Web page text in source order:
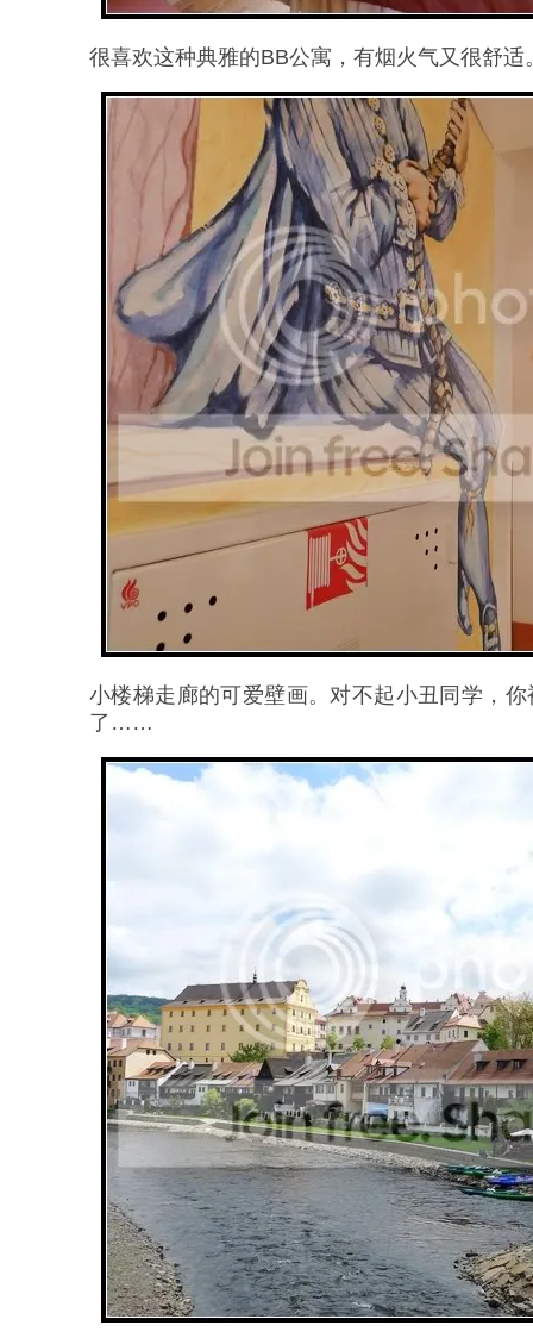
很喜欢这种典雅的BB公寓，有烟火气又很舒适
小楼梯走廊的可爱壁画。对不起小丑同学，
了……